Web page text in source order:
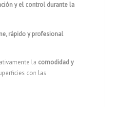
y el control durante la
rápido y profesional
la comodidad y
con las